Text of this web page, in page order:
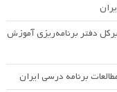
دفتر برنامه‌ریزی آموزش
برنامه درسی ایران